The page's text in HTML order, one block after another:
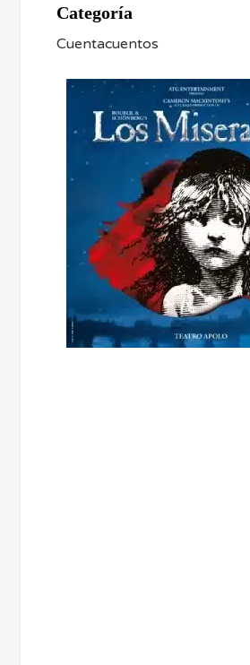
Categoría
Cuentacuentos